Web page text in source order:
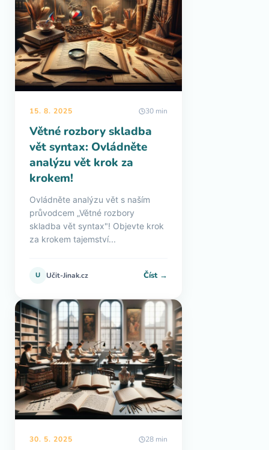
15. 8. 2025 30 min
Větné rozbory skladba
vět syntax: Ovládněte
analýzu vět krok za
krokem!
Ovládněte analýzu vět s naším
průvodcem „Větné rozbory
skladba vět syntax"! Objevte krok
za krokem tajemství...
U Učit-Jinak.cz Číst →
30. 5. 2025 28 min